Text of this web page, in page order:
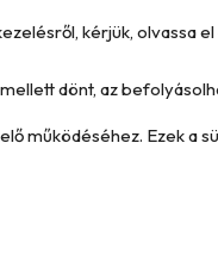
kérjük, olvassa
dönt, az
működéséhez. Ezek a